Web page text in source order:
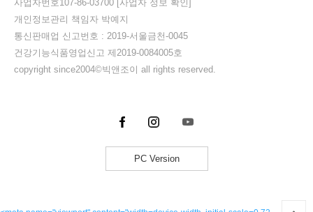
사업자번호107-86-03700 [사업자 정보 확인]
개인정보관리 책임자 박예지
통신판매업 신고번호 : 2019-서울금천-0045
건강기능식품영업신고 제2019-0084005호
copyright since2004©빅앤조이 all rights reserved.
PC Version